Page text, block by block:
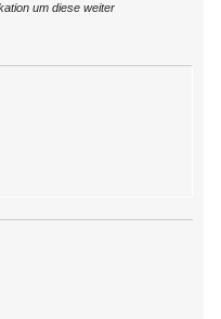
um diese weiter